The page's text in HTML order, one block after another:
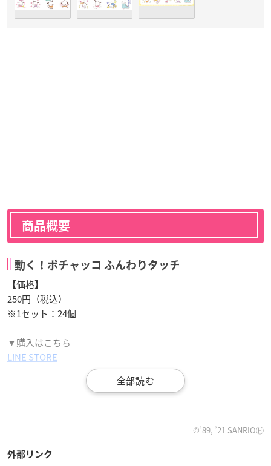
商品概要
動く！ポチャッコ ふんわりタッチ
【価格】
250円（税込）
※1セット：24個
▼購入はこちら
LINE STORE
【LINEスタンプ 動く！ポチャッコ ふんわりタッチ】好奇心
ルカラーのアニメーションスタンプになって登場♪ダウンロ
©’89, ’21 SANRIOⒽ
外部リンク